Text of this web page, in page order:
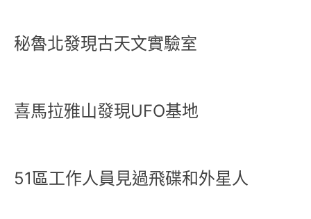
秘魯北發現古天文實驗室
喜馬拉雅山發現UFO基地
51區工作人員見過飛碟和外星人